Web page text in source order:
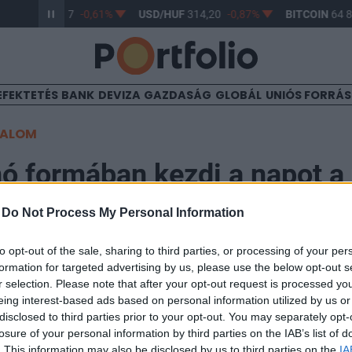
Do Not Process My Personal Information
opt-out of the sale, sharing to third parties, or processing of your
for targeted advertising by us, please use the below opt-out
selection. Please note that after your opt-out request is processed
interest-based ads based on personal information utilized by us
to third parties prior to your opt-out. You may separately
of your personal information by third parties on the IAB’s list of
363,17 -0,61% USD/HUF314,20 -0,87% BITCOIN64
BANK DEVIZA GAZDASÁG GLOBÁL UNIÓS
formában kezdi a napot
chip árfolyama emelkedik a piacnyitást követően.
Day 2026Október 21-én jön a Portfolio Investment Day 2026,